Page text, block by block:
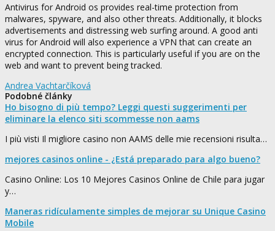
Antivirus for Android os provides real-time protection from
malwares, spyware, and also other threats. Additionally, it blocks
advertisements and distressing web surfing around. A good anti
virus for Android will also experience a VPN that can create an
encrypted connection. This is particularly useful if you are on the
web and want to prevent being tracked.
Andrea Vachtarčíková
Podobné články
Ho bisogno di più tempo? Leggi questi suggerimenti per
eliminare la elenco siti scommesse non aams
I più visti Il migliore casino non AAMS delle mie recensioni risulta…
mejores casinos online - ¿Está preparado para algo bueno?
Casino Online: Los 10 Mejores Casinos Online de Chile para jugar
y…
Maneras ridículamente simples de mejorar su Unique Casino
Mobile